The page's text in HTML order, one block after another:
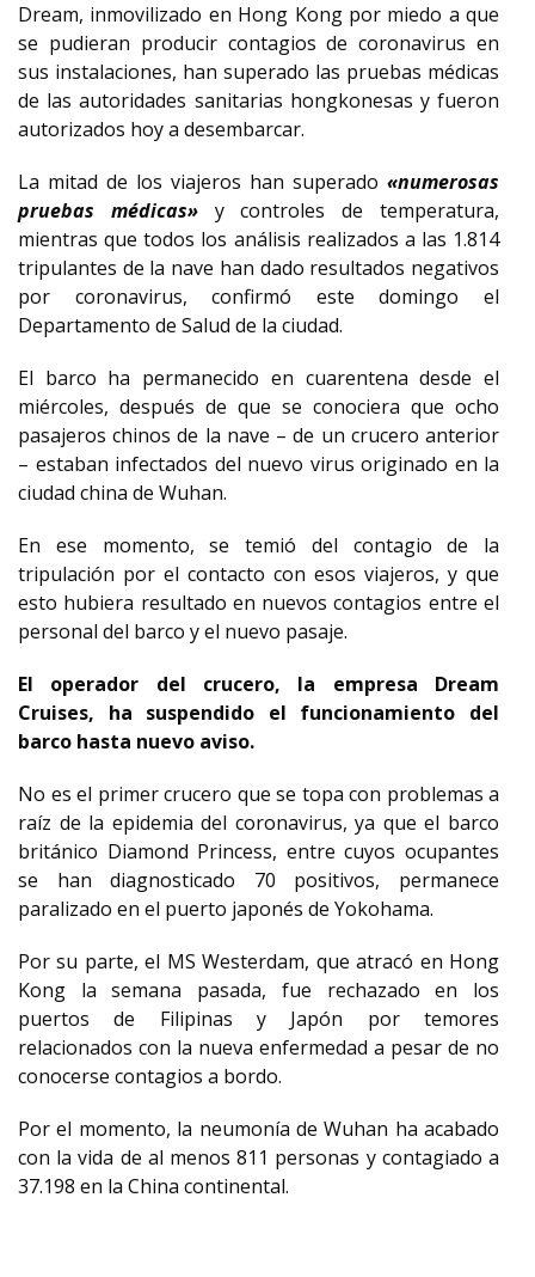
Dream, inmovilizado en Hong Kong por miedo a que
se pudieran producir contagios de coronavirus en
sus instalaciones, han superado las pruebas médicas
de las autoridades sanitarias hongkonesas y fueron
autorizados hoy a desembarcar.
La mitad de los viajeros han superado «numerosas
pruebas médicas»y controles de temperatura,
mientras que todos los análisis realizados a las 1.814
tripulantes de la nave han dado resultados negativos
por coronavirus, confirmó este domingo el
Departamento de Salud de la ciudad.
El barco ha permanecido en cuarentena desde el
miércoles, después de que se conociera que ocho
pasajeros chinos de la nave – de un crucero anterior
– estaban infectados del nuevo virus originado en la
ciudad china de Wuhan.
En ese momento, se temió del contagio de la
tripulación por el contacto con esos viajeros, y que
esto hubiera resultado en nuevos contagios entre el
personal del barco y el nuevo pasaje.
El operador del crucero, la empresa Dream
Cruises, ha suspendido el funcionamiento del
barco hasta nuevo aviso.
No es el primer crucero que se topa con problemas a
raíz de la epidemia del coronavirus, ya que el barco
británico Diamond Princess, entre cuyos ocupantes
se han diagnosticado 70 positivos, permanece
paralizado en el puerto japonés de Yokohama.
Por su parte, el MS Westerdam, que atracó en Hong
Kong la semana pasada, fue rechazado en los
puertos de Filipinas y Japón por temores
relacionados con la nueva enfermedad a pesar de no
conocerse contagios a bordo.
Por el momento, la neumonía de Wuhan ha acabado
con la vida de al menos 811 personas y contagiado a
37.198 en la China continental.